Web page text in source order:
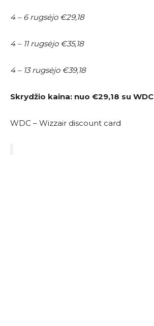
4 – 6 rugsėjo €29,18
4 – 11 rugsėjo €35,18
4 – 13 rugsėjo €39,18
Skrydžio kaina: nuo €29,18 su WDC
WDC – Wizzair discount card